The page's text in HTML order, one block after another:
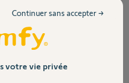
exécuté quand
programmée pour ouvrir mes
matins à l’aube sauf le
votre vie privée
Continuer sans accepter →